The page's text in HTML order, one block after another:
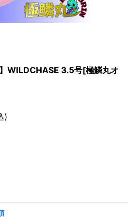
WILDCHASE 3.5号[極鱗丸オ
)